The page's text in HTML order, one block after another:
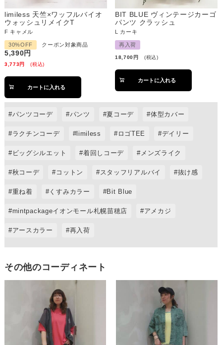
limiless 天竺×ワッフルバイオ
ウォッシュリメイクT
F キャメル
30%OFF クーポン対象商品
5,390
3,773 税込
カートに入れる
BIT BLUE ヴィンテージカーゴ
パンツ クラッシュ
L カーキ
再入荷
18,700 税込
カートに入れる
パンツコーデ パンツ 夏コーデ 体型カバー
ラクチンコーデ limiless ロゴTEE デイリー
ビッグシルエット 着回しコーデ メンズライク
秋コーデ コットン スタッフリアルバイ 抜け感
重ね着 くすみカラー Bit Blue
mintpackageイオンモール札幌苗穂店 アメカジ
アースカラー 再入荷
その他のコーディネート